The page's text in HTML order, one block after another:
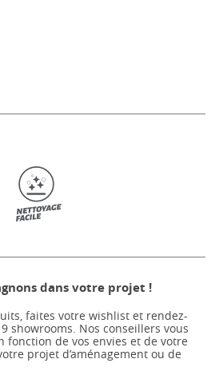
dans votre projet !
faites votre wishlist et rendez-
showrooms. Nos conseillers vous
fonction de vos envies et de votre
projet d’aménagement ou de